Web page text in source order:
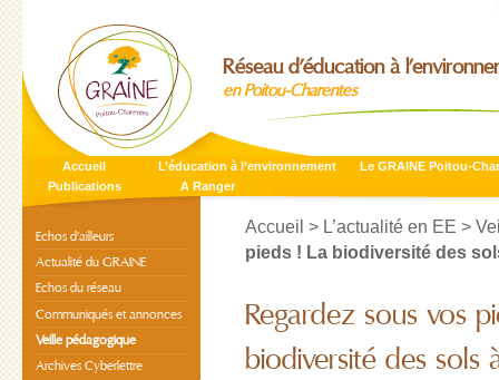
Réseau d’éducation à
en Poitou-Charentes
Accueil L’éducation à l’environnement
Le GRAINE Poitou-
Publications
A Ranger
Accueil > L’actualité en EE >
pieds ! La biodiversité des
Regardez sous vos
biodiversité des sols
Echos d’ailleurs
Actualité du GRAINE
Echos du réseau
Communiqués et annonces
Veille pédagogique
Archives Cyberlettre